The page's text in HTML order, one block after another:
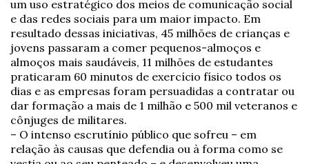
um uso estratégico dos meios de comunicação social
e das redes sociais para um maior impacto. Em
resultado dessas iniciativas, 45 milhões de crianças e
jovens passaram a comer pequenos-almoços e
almoços mais saudáveis, 11 milhões de estudantes
praticaram 60 minutos de exercício físico todos os
dias e as empresas foram persuadidas a contratar ou
dar formação a mais de 1 milhão e 500 mil veteranos e
cônjuges de militares.
– O intenso escrutínio público que sofreu – em
relação às causas que defendia ou à forma como se